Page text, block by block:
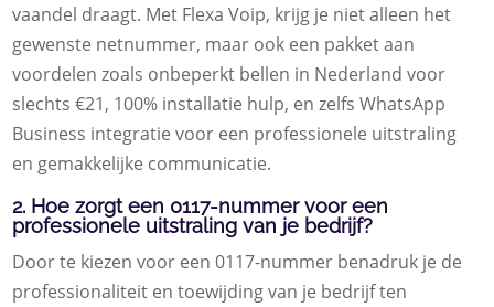
vaandel draagt. Met Flexa Voip, krijg je niet alleen het
gewenste netnummer, maar ook een pakket aan
voordelen zoals onbeperkt bellen in Nederland voor
slechts €21, 100% installatie hulp, en zelfs WhatsApp
Business integratie voor een professionele uitstraling
en gemakkelijke communicatie.
2. Hoe zorgt een 0117-nummer voor een
professionele uitstraling van je bedrijf?
Door te kiezen voor een 0117-nummer benadruk je de
professionaliteit en toewijding van je bedrijf ten